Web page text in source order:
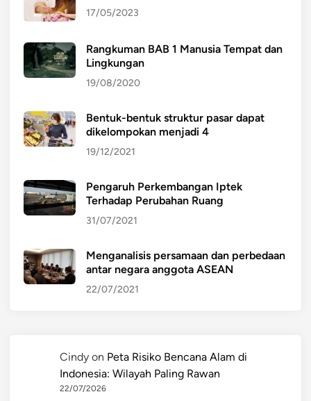
17/05/2023
Rangkuman BAB 1 Manusia Tempat dan
Lingkungan
19/08/2020
Bentuk-bentuk struktur pasar dapat
dikelompokan menjadi 4
19/12/2021
Pengaruh Perkembangan Iptek
Terhadap Perubahan Ruang
31/07/2021
Menganalisis persamaan dan perbedaan
antar negara anggota ASEAN
22/07/2021
Cindy on Peta Risiko Bencana Alam di
Indonesia: Wilayah Paling Rawan
22/07/2026